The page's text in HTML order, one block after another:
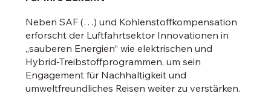
Neben SAF (…) und Kohlenstoffkompensation
erforscht der Luftfahrtsektor Innovationen in
„sauberen Energien“ wie elektrischen und
Hybrid-Treibstoffprogrammen, um sein
Engagement für Nachhaltigkeit und
umweltfreundliches Reisen weiter zu verstärken.